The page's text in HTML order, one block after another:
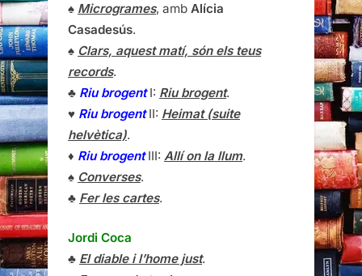
♠ Microgrames, amb Alícia
Casadesús.
♠ Clars, aquest matí, són els teus
records.
♣ Riu brogentI: Riu brogent.
♥ Riu brogentII: Heimat (suite
helvètica).
♦ Riu brogentIII: Allí on la llum.
♠ Converses.
♣ Fer les cartes.
Jordi Coca
♣ El diable i l’home just.